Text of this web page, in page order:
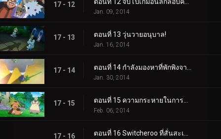
17 - 12
Jan. 09, 2014
17 - 13 ตอนที่ 13 วุ่นวายอนุบาล!
Jan. 16, 2014
17 - 14
Jan. 30, 2014
17 - 15
Feb. 06, 2014
17 - 16